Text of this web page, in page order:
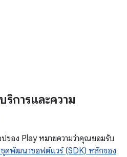
การและความ
ปของ Play หมายความว่าคุณยอมรับ
ชุดพัฒนาซอฟต์แวร์ (SDK) หลักของ